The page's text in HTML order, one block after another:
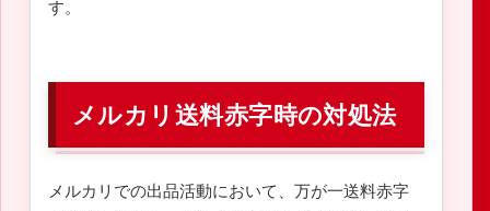
す。
メルカリ送料赤字時の対処法
メルカリでの出品活動において、万が一送料赤字